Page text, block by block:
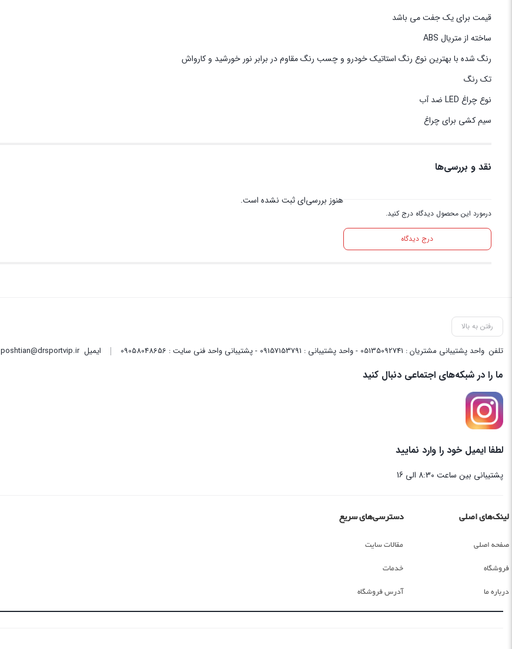
قیمت برای یک جفت می باشد
ساخته از متریال ABS
رنگ شده با بهترین نوع رنگ استاتیک خودرو و چسب رنگ مقاوم در برابر نور خورشید و کارواش
تک رنگ
نوع چراغ LED ضد آب
سیم کشی برای چراغ
نقد و بررسی‌ها
درمورد این محصول دیدگاه درج کنید.
درج دیدگاه
هنوز بررسی‌ای ثبت نشده است.
رفتن به بالا
تلفن واحد پشتیبانی مشتریان : 05135092741 - واحد پشتیبانی : 09157153791 - پشتیبانی واحد فنی سایت : 09058048656 ایمیلposhtian@drsportvip.ir
ما را در شبکه‌های اجتماعی دنبال کنید
لطفا ایمیل خود را وارد نمایید
پشتیبانی بین ساعت 8:30 الی 16
لینک‌های اصلی
صفحه اصلی
فروشگاه
درباره ما
دسترسی‌های سریع
مقالات سایت
خدمات
آدرس فروشگاه